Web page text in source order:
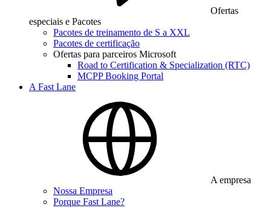
Ofertas
especiais e Pacotes
Pacotes de treinamento de S a XXL
Pacotes de certificação
Ofertas para parceiros Microsoft
Road to Certification & Specialization (RTC)
MCPP Booking Portal
A Fast Lane
A empresa
Nossa Empresa
Porque Fast Lane?